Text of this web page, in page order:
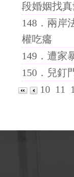
段婚姻找真
148． 兩岸
權吃癟
149． 遭家
150． 兒釘
10 11